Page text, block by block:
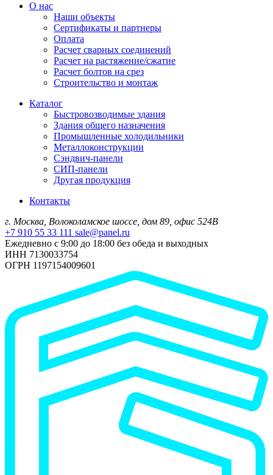
О нас
Наши объекты
Сертификаты и партнеры
Оплата
Расчет сварных соединений
Расчет на растяжение/сжатие
Расчет болтов на срез
Строительство и монтаж
Каталог
Быстровозводимые здания
Здания общего назначения
Промышленные холодильники
Металлоконструкции
Сэндвич-панели
СИП-панели
Другая продукция
Контакты
г. Москва, Волоколамское шоссе, дом 89, офис 524В
+7 910 55 33 111 sale@panel.ru
Ежедневно с 9:00 до 18:00 без обеда и выходных
ИНН 7130033754
ОГРН 1197154009601